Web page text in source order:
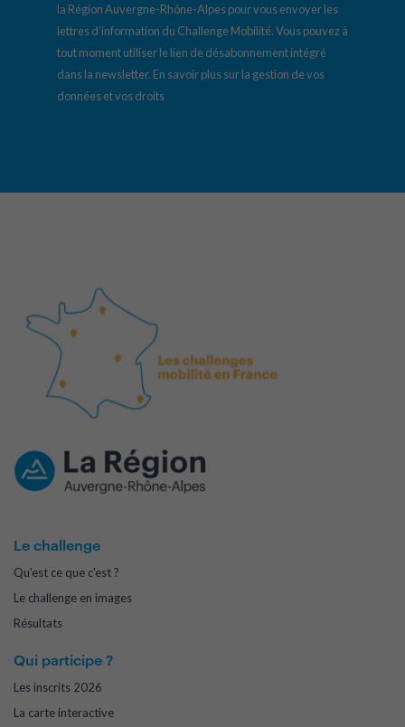
la Région Auvergne-Rhône-Alpes pour vous envoyer les
lettres d’information du Challenge Mobilité. Vous pouvez à
tout moment utiliser le lien de désabonnement intégré
dans la newsletter. En savoir plus sur la gestion de vos
données et vos droits
Le challenge
Qu'est ce que c'est ?
Le challenge en images
Résultats
Qui participe ?
Les inscrits 2026
La carte interactive